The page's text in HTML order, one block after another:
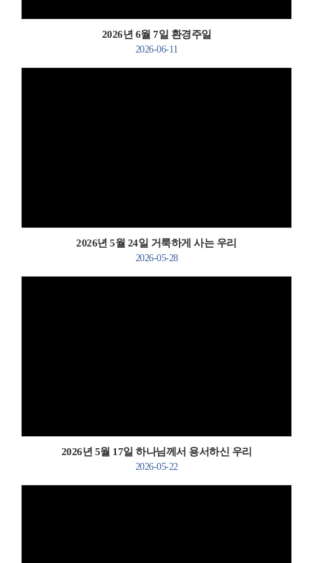
2026년 6월 7일 환경주일
2026-06-11
2026년 5월 24일 거룩하게 사는 우리
2026-05-28
2026년 5월 17일 하나님께서 용서하신 우리
2026-05-22